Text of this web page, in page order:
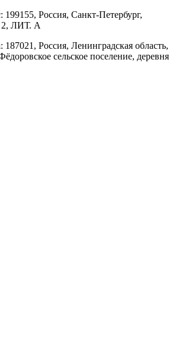
Россия, Санкт-Петербург,
2, ЛИТ. А
187021, Россия, Ленинградская область,
сельское поселение, деревня